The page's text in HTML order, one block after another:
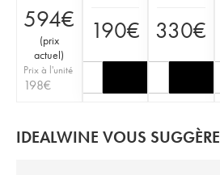
594€
(prix
actuel)
Prix à l'unité
198€
190€ 330€
IDEALWINE VOUS SUGGÈRE